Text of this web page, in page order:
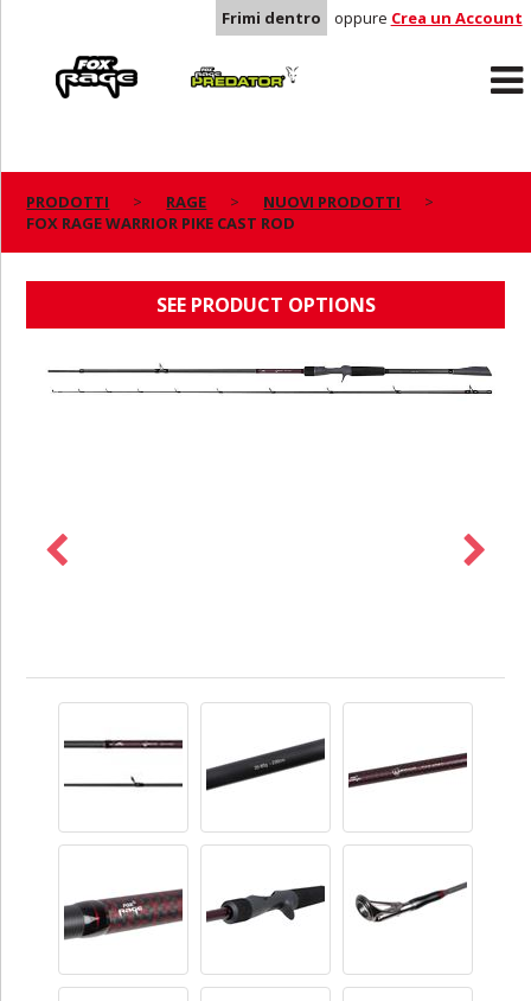
Frimi dentro oppure Crea un Account
Predator
PRODOTTI RAGE
NUOVI PRODOTTI
FOX RAGE WARRIOR PIKE CAST ROD
SEE PRODUCT OPTIONS